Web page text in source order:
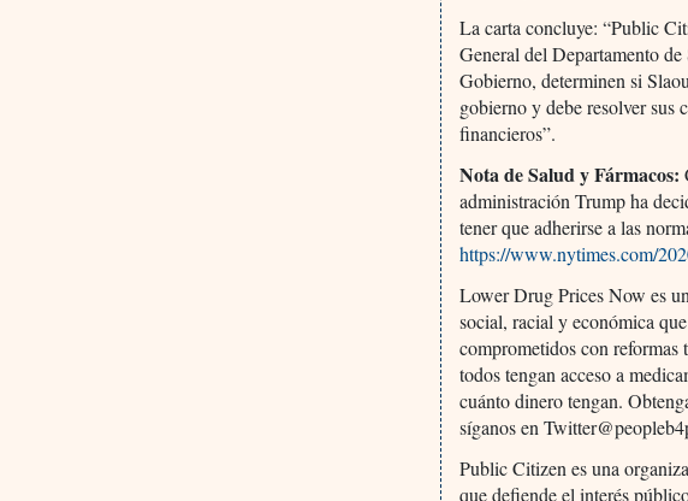
La carta concluye: “Public
General del Departamento
Gobierno, determinen si
gobierno y debe resolver sus
financieros”.
Nota de Salud y Fármacos:
administración Trump ha
tener que adherirse a las
https://www.nytimes.com/
Lower Drug Prices Now es
social, racial y económica
comprometidos con reformas
todos tengan acceso a
cuánto dinero tengan.
síganos en
Public Citizen es una
que defiende el interés